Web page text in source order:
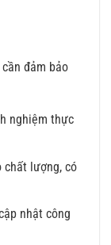
đảm bảo
nghiệm thực
chất lượng, có
nhật công